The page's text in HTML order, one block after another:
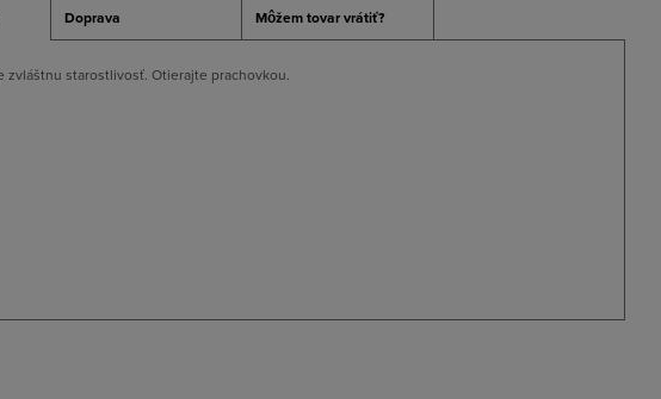
Doprava Môžem tovar vrátiť?
zvláštnu starostlivosť. Otierajte prachovkou.